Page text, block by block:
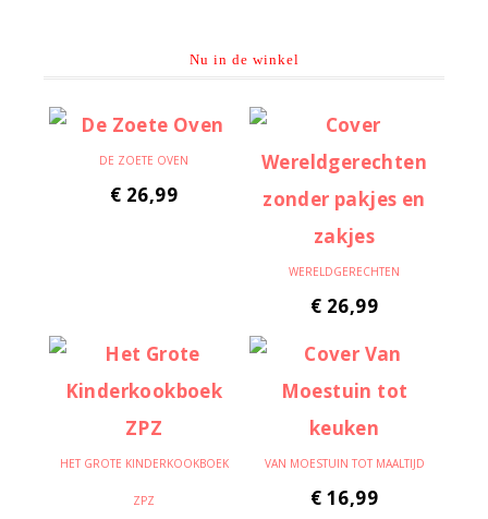
Nu in de winkel
DE ZOETE OVEN
€ 26,99
WERELDGERECHTEN
€ 26,99
HET GROTE KINDERKOOKBOEK
ZPZ
VAN MOESTUIN TOT MAALTIJD
€ 16,99